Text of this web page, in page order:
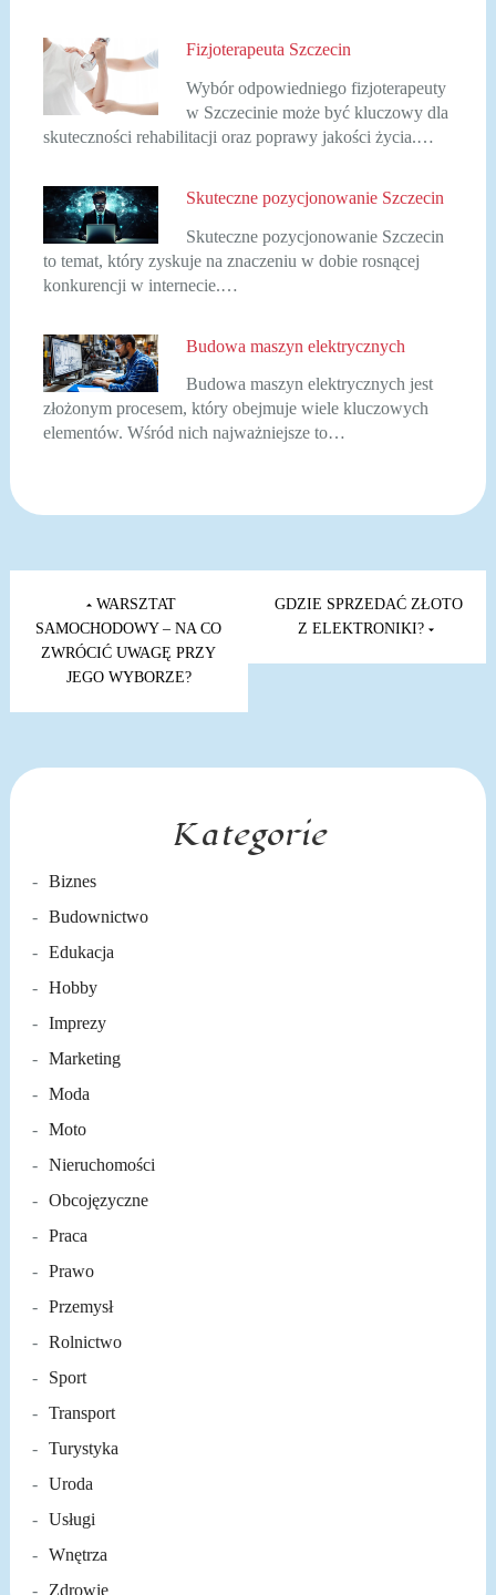
Fizjoterapeuta Szczecin
Wybór odpowiedniego fizjoterapeuty
w Szczecinie może być kluczowy dla
skuteczności rehabilitacji oraz poprawy jakości życia.…
Skuteczne pozycjonowanie Szczecin
Skuteczne pozycjonowanie Szczecin
to temat, który zyskuje na znaczeniu w dobie rosnącej
konkurencji w internecie.…
Budowa maszyn elektrycznych
Budowa maszyn elektrycznych jest
złożonym procesem, który obejmuje wiele kluczowych
elementów. Wśród nich najważniejsze to…
Nawigacja
wpisuWARSZTAT
SAMOCHODOWY – NA CO
ZWRÓCIĆ UWAGĘ PRZY
JEGO WYBORZE?
GDZIE SPRZEDAĆ ZŁOTO
Z ELEKTRONIKI?
Kategorie
Biznes
Budownictwo
Edukacja
Hobby
Imprezy
Marketing
Moda
Moto
Nieruchomości
Obcojęzyczne
Praca
Prawo
Przemysł
Rolnictwo
Sport
Transport
Turystyka
Uroda
Usługi
Wnętrza
Zdrowie